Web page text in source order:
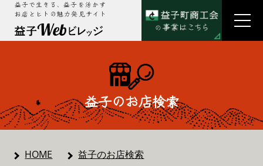
益子で生きる、益子を活かす
お店とヒトの魅力発見サイト
益子のお店検索
HOME 益子のお店検索